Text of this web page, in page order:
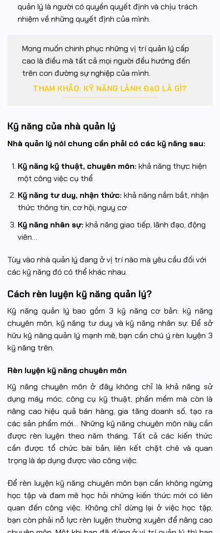
quản lý là người có quyền quyết định và chịu trách
nhiệm về những quyết định của mình.
Mong muốn chinh phục những vị trí quản lý cấp
cao là điều mà tất cả mọi người đều hướng đến
trên con đường sự nghiệp của mình.
THAM KHẢO: KỸ NĂNG LÃNH ĐẠO LÀ GÌ?
Kỹ năng của nhà quản lý
Nhà quản lý nói chung cần phải có các kỹ năng sau:
Kỹ năng kỹ thuật, chuyên môn: khả năng thực hiện
một công việc cụ thể
Kỹ năng tư duy, nhận thức: khả năng nắm bắt, nhận
thức thông tin, cơ hội, nguy cơ
Kỹ năng nhân sự: khả năng giao tiếp, lãnh đạo, động
viên…
Tùy vào nhà quản lý đang ở vị trí nào mà yêu cầu đối với
các kỹ năng đó có thể khác nhau.
Cách rèn luyện kỹ năng quản lý?
Kỹ năng quản lý bao gồm 3 kỹ năng cơ bản: kỹ năng
chuyên môn, kỹ năng tư duy và kỹ năng nhân sự. Để sở
hữu kỹ năng quản lý mạnh mẽ, bạn cần chú ý rèn luyện 3
kỹ năng trên.
Rèn luyện kỹ năng chuyên môn
Kỹ năng chuyên môn ở đây không chỉ là khả năng sử
dụng máy móc, công cụ kỹ thuật, phần mềm mà còn là
nâng cao hiệu quả bán hàng, gia tăng doanh số, tạo ra
các sản phẩm mới… Những kỹ năng chuyên môn này cần
được rèn luyện theo năm tháng. Tất cả các kiến thức
cần được tổ chức bài bản, liên kết chặt chẽ và quan
trọng là áp dụng được vào công việc.
Để rèn luyện kỹ năng chuyên môn bạn cần không ngừng
học tập và đam mê học hỏi những kiến thức mới có liên
quan đến công việc. Không chỉ dừng lại ở việc học tập,
bạn còn phải nỗ lực rèn luyện thường xuyên để nâng cao